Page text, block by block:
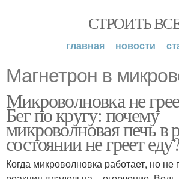
СТРОИТЬ
главная новости
Магнетрон в
Микроволновка не
Бег по кругу: почему
микроволновая печь в
состоянии не греет
Когда микроволновка работает, но не